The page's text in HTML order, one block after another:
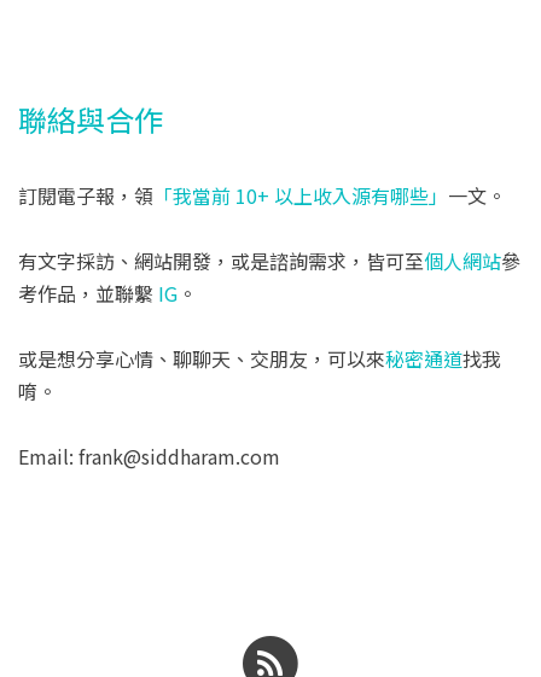
聯絡與合作
訂閱電子報，領 「我當前 10+ 以上收入源有哪些」 一文。
有文字採訪、網站開發，或是諮詢需求，皆可至個人網站參
考作品，並聯繫 IG 。
或是想分享心情、聊聊天、交朋友，可以來秘密通道找我
唷。
Email: frank@siddharam.com